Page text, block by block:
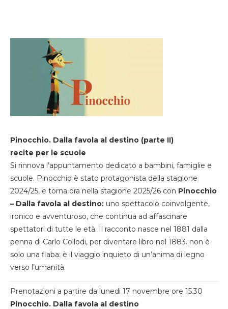
Pinocchio. Dalla favola al destino (parte II)
recite per le scuole
Si rinnova l’appuntamento dedicato a bambini, famiglie e
scuole. Pinocchio è stato protagonista della stagione
2024/25, e torna ora nella stagione 2025/26 con Pinocchio
– Dalla favola al destino: uno spettacolo coinvolgente,
ironico e avventuroso, che continua ad affascinare
spettatori di tutte le età. Il racconto nasce nel 1881 dalla
penna di Carlo Collodi, per diventare libro nel 1883. non è
solo una fiaba: è il viaggio inquieto di un’anima di legno
verso l’umanità.
Prenotazioni a partire da lunedi 17 novembre ore 15.30
Pinocchio. Dalla favola al destino